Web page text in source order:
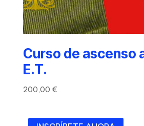
Curso de ascenso
E.T.
200,00 €